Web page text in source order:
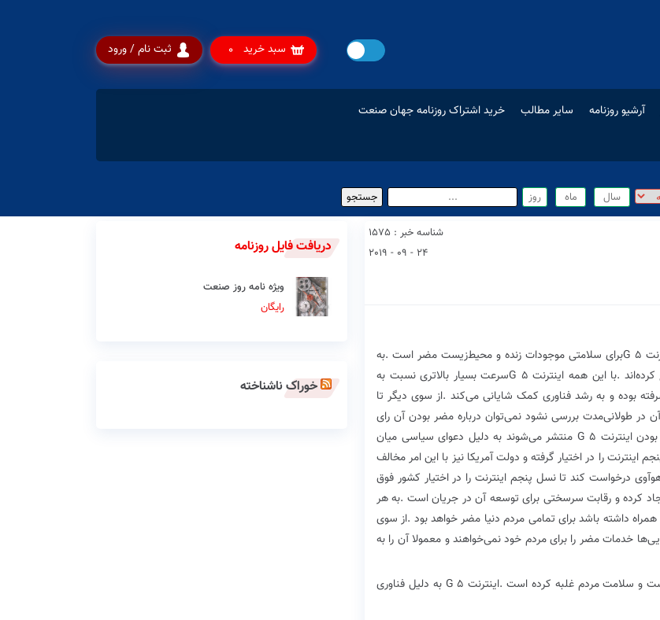
ثبت نام / ورود سبد خرید 0
آرشیو روزنامه سایر مطالب
خرید اشتراک روزنامه جهان صنعت
شناسه خبر : 1575
24 - 09 - 2019
G
G
G
G
دریافت فایل روزنامه
ویژه نامه روز صنعت
رایگان
خوراک ناشناخته